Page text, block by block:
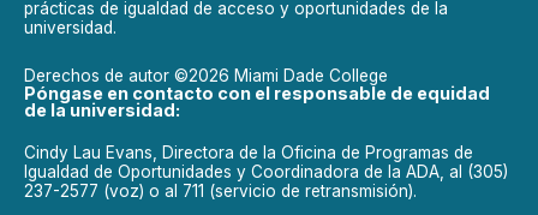
prácticas de igualdad de acceso y oportunidades de la
universidad.
Derechos de autor ©2026 Miami Dade College
Póngase en contacto con el responsable de equidad
de la universidad:
Cindy Lau Evans, Directora de la Oficina de Programas de
Igualdad de Oportunidades y Coordinadora de la ADA, al (305)
237-2577 (voz) o al 711 (servicio de retransmisión).